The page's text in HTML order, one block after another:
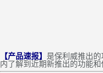
【产品速报】 是保利威推出
内了解到近期新推出的功能和